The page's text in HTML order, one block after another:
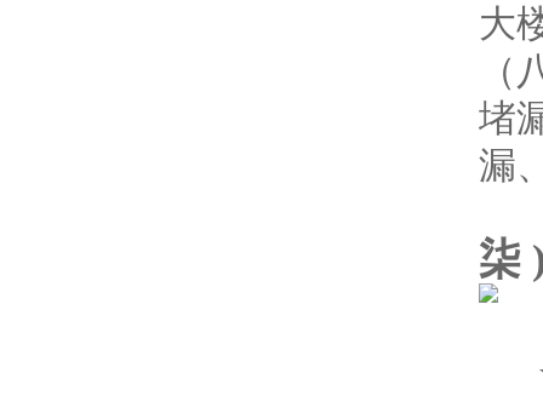
大
堵
漏
柒
★